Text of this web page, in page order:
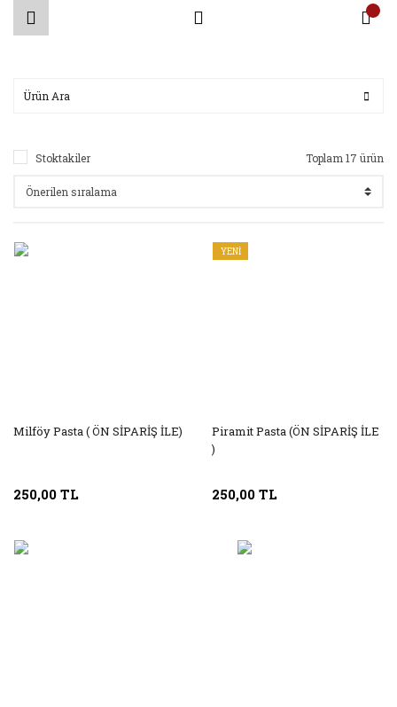
Stoktakiler Toplam 17 ürün
Milföy Pasta ( ÖN SİPARİŞ İLE)
250,00 TL
YENİ
Piramit Pasta (ÖN SİPARİŞ İLE
)
250,00 TL